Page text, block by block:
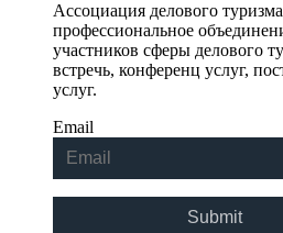
Декабрь 2017
Ноябрь 2017
Август 2017
Июль 2017
Ассоциация делового
профессиональное
участников сферы делового
встречь, конференц услуг,
услуг.
Email